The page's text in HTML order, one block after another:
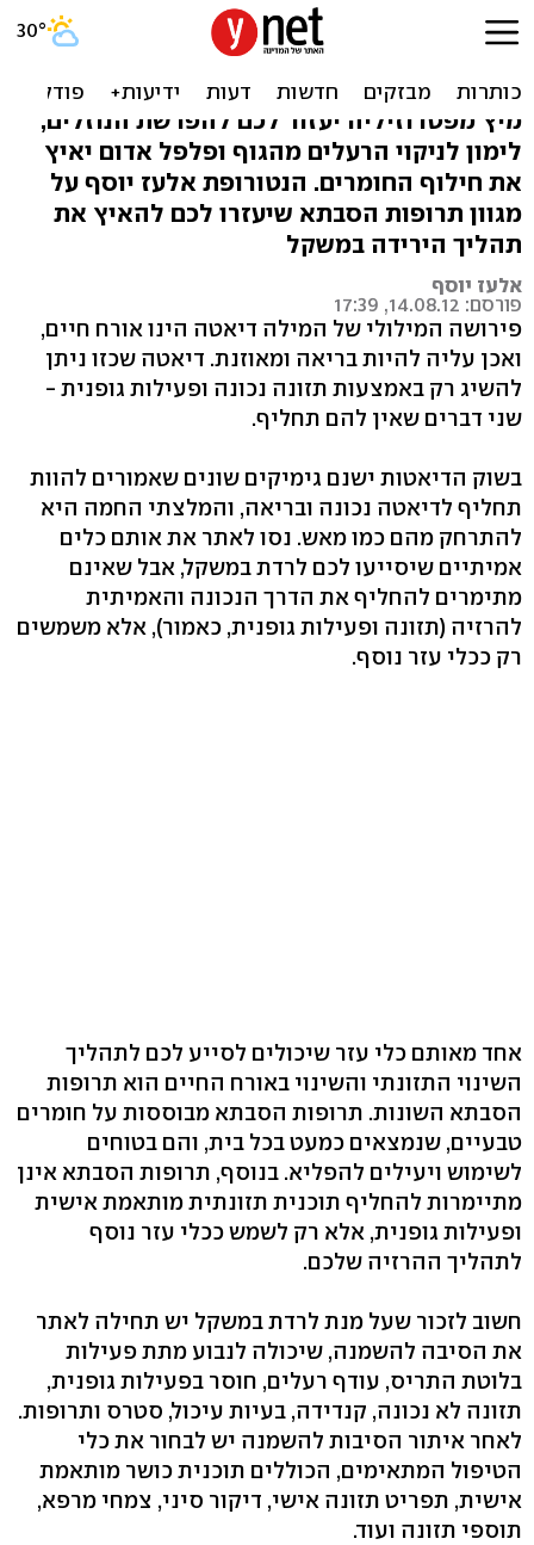
בדיאטה? 7 תרופות סבתא
שיאיצו הירידה במשקל
מיץ מפטרוזיליה יעזור לכם להפרשת הנוזלים,
לימון לניקוי הרעלים מהגוף ופלפל אדום יאיץ
את חילוף החומרים. הנטורופת אלעז יוסף על
מגוון תרופות הסבתא שיעזרו לכם להאיץ את
תהליך הירידה במשקל
אלעז יוסף
פורסם: 14.08.12, 17:39
פירושה המילולי של המילה דיאטה הינו אורח חיים,
ואכן עליה להיות בריאה ומאוזנת. דיאטה שכזו ניתן
להשיג רק באמצעות תזונה נכונה ופעילות גופנית -
שני דברים שאין להם תחליף.
בשוק הדיאטות ישנם גימיקים שונים שאמורים להוות
תחליף לדיאטה נכונה ובריאה, והמלצתי החמה היא
להתרחק מהם כמו מאש. נסו לאתר את אותם כלים
אמיתיים שיסייעו לכם לרדת במשקל, אבל שאינם
מתימרים להחליף את הדרך הנכונה והאמיתית
להרזיה (תזונה ופעילות גופנית, כאמור), אלא משמשים
רק ככלי עזר נוסף.
אחד מאותם כלי עזר שיכולים לסייע לכם לתהליך
השינוי התזונתי והשינוי באורח החיים הוא תרופות
הסבתא השונות. תרופות הסבתא מבוססות על חומרים
טבעיים, שנמצאים כמעט בכל בית, והם בטוחים
לשימוש ויעילים להפליא. בנוסף, תרופות הסבתא אינן
מתיימרות להחליף תוכנית תזונתית מותאמת אישית
ופעילות גופנית, אלא רק לשמש ככלי עזר נוסף
לתהליך ההרזיה שלכם.
חשוב לזכור שעל מנת לרדת במשקל יש תחילה לאתר
את הסיבה להשמנה, שיכולה לנבוע מתת פעילות
בלוטת התריס, עודף רעלים, חוסר בפעילות גופנית,
תזונה לא נכונה, קנדידה, בעיות עיכול, סטרס ותרופות.
לאחר איתור הסיבות להשמנה יש לבחור את כלי
הטיפול המתאימים, הכוללים תוכנית כושר מותאמת
אישית, תפריט תזונה אישי, דיקור סיני, צמחי מרפא,
תוספי תזונה ועוד.